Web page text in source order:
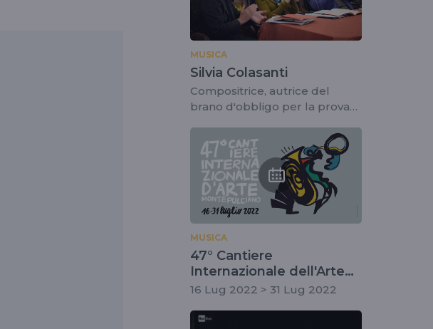
MUSICA
Silvia Colasanti
Compositrice, autrice del
brano d'obbligo per la prova
MUSICA
47° Cantiere
Internazionale dell'Arte
Montepulciano
16 Lug 2022 > 31 Lug 2022